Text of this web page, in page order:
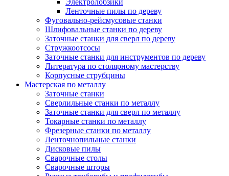
Электролобзики
Ленточные пилы по дереву
Фуговально-рейсмусовые станки
Шлифовальные станки по дереву
Заточные станки для сверл по дереву
Стружкоотсосы
Заточные станки для инструментов по дереву
Литература по столярному мастерству
Корпусные струбцины
Мастерская по металлу
Заточные станки
Сверлильные станки по металлу
Заточные станки для сверл по металлу
Токарные станки по металлу
Фрезерные станки по металлу
Ленточнопильные станки
Дисковые пилы
Сварочные столы
Сварочные шторы